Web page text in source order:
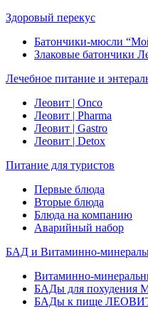
Здоровый перекус
Батончики-мюсли
Злаковые батончики
Лечебное питание и
Леовит | Onco
Леовит | Pharma
Леовит | Gastro
Леовит | Detox
Питание для туристов
Первые блюда
Вторые блюда
Блюда на компанию
Аварийный набор
БАД и Витаминно-
Витаминно-
БАДы для похудения
БАДы к пище